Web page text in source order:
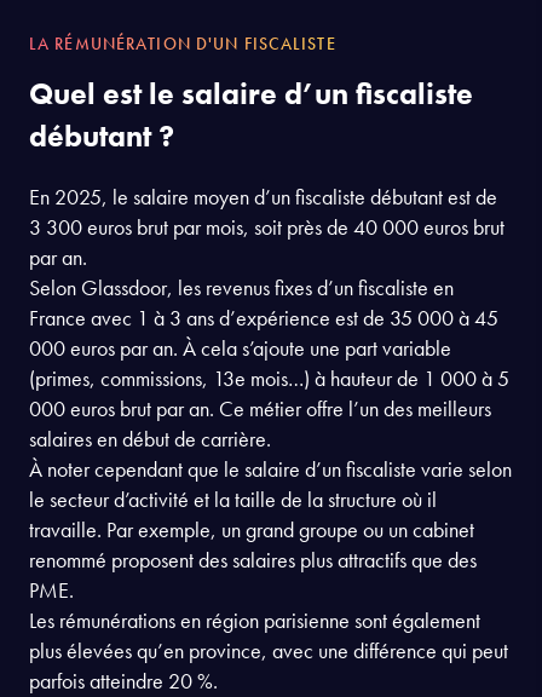
LA RÉMUNÉRATION D'UN FISCALISTE
Quel est le salaire d’un fiscaliste
débutant ?
En 2025, le salaire moyen d’un fiscaliste débutant est de
3 300 euros brut par mois, soit près de 40 000 euros brut
par an.
Selon Glassdoor, les revenus fixes d’un fiscaliste en
France avec 1 à 3 ans d’expérience est de 35 000 à 45
000 euros par an. À cela s’ajoute une part variable
(primes, commissions, 13e mois…) à hauteur de 1 000 à 5
000 euros brut par an. Ce métier offre l’un des meilleurs
salaires en début de carrière.
À noter cependant que le salaire d’un fiscaliste varie selon
le secteur d’activité et la taille de la structure où il
travaille. Par exemple, un grand groupe ou un cabinet
renommé proposent des salaires plus attractifs que des
PME.
Les rémunérations en région parisienne sont également
plus élevées qu’en province, avec une différence qui peut
parfois atteindre 20 %.